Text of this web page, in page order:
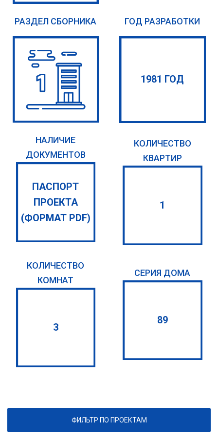
РАЗДЕЛ СБОРНИКА ГОД РАЗРАБОТКИ
1981 ГОД
НАЛИЧИЕ
ДОКУМЕНТОВ
ПАСПОРТ
ПРОЕКТА
(ФОРМАТ PDF)
КОЛИЧЕСТВО
КВАРТИР
1
КОЛИЧЕСТВО
КОМНАТ
3
СЕРИЯ ДОМА
89
ФИЛЬТР ПО ПРОЕКТАМ